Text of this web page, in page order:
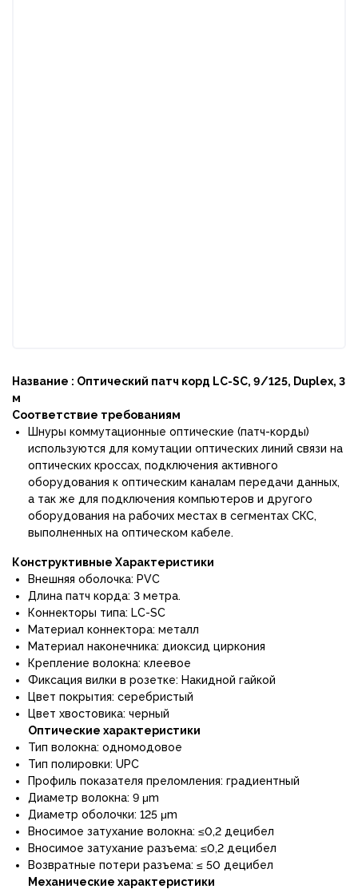
Название : Оптический патч корд LC-SC, 9/125, Duplex, 3
м
Соответствие требованиям
Шнуры коммутационные оптические (патч-корды)
используются для комутации оптических линий связи на
оптических кроссах, подключения активного
оборудования к оптическим каналам передачи данных,
а так же для подключения компьютеров и другого
оборудования на рабочих местах в сегментах СКС,
выполненных на оптическом кабеле.
Конструктивные Характеристики
Внешняя оболочка: PVC
Длина патч корда: 3 метра.
Коннекторы типа: LC-SC
Материал коннектора: металл
Материал наконечника: диоксид циркония
Крепление волокна: клеевое
Фиксация вилки в розетке: Накидной гайкой
Цвет покрытия: серебристый
Цвет хвостовика: черный
Оптические характеристики
Тип волокна: одномодовое
Тип полировки: UPC
Профиль показателя преломления: градиентный
Диаметр волокна: 9 μm
Диаметр оболочки: 125 μm
Вносимое затухание волокна: ≤0,2 децибел
Вносимое затухание разъема: ≤0,2 децибел
Возвратные потери разъема: ≤ 50 децибел
Механические характеристики